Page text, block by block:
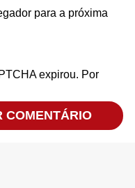
para a próxima
expirou. Por